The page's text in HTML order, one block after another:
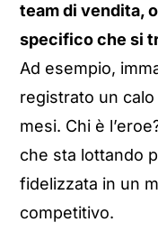
team di vendita,
specifico che si
Ad esempio,
registrato un
mesi. Chi è
che sta lottando
fidelizzata in un
competitivo.